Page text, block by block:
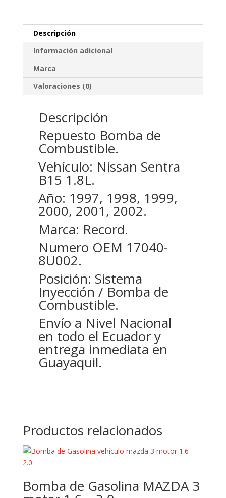
Descripción
Información adicional
Marca
Valoraciones (0)
Descripción
Repuesto Bomba de
Combustible.
Vehículo: Nissan Sentra
B15 1.8L.
Año: 1997, 1998, 1999,
2000, 2001, 2002.
Marca: Record.
Numero OEM 17040-
8U002.
Posición: Sistema
Inyección / Bomba de
Combustible.
Envío a Nivel Nacional
en todo el Ecuador y
entrega inmediata en
Guayaquil.
Productos relacionados
Bomba de Gasolina MAZDA 3